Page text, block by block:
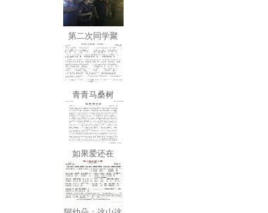
第二次同学聚
青青马桑树
如果爱还在